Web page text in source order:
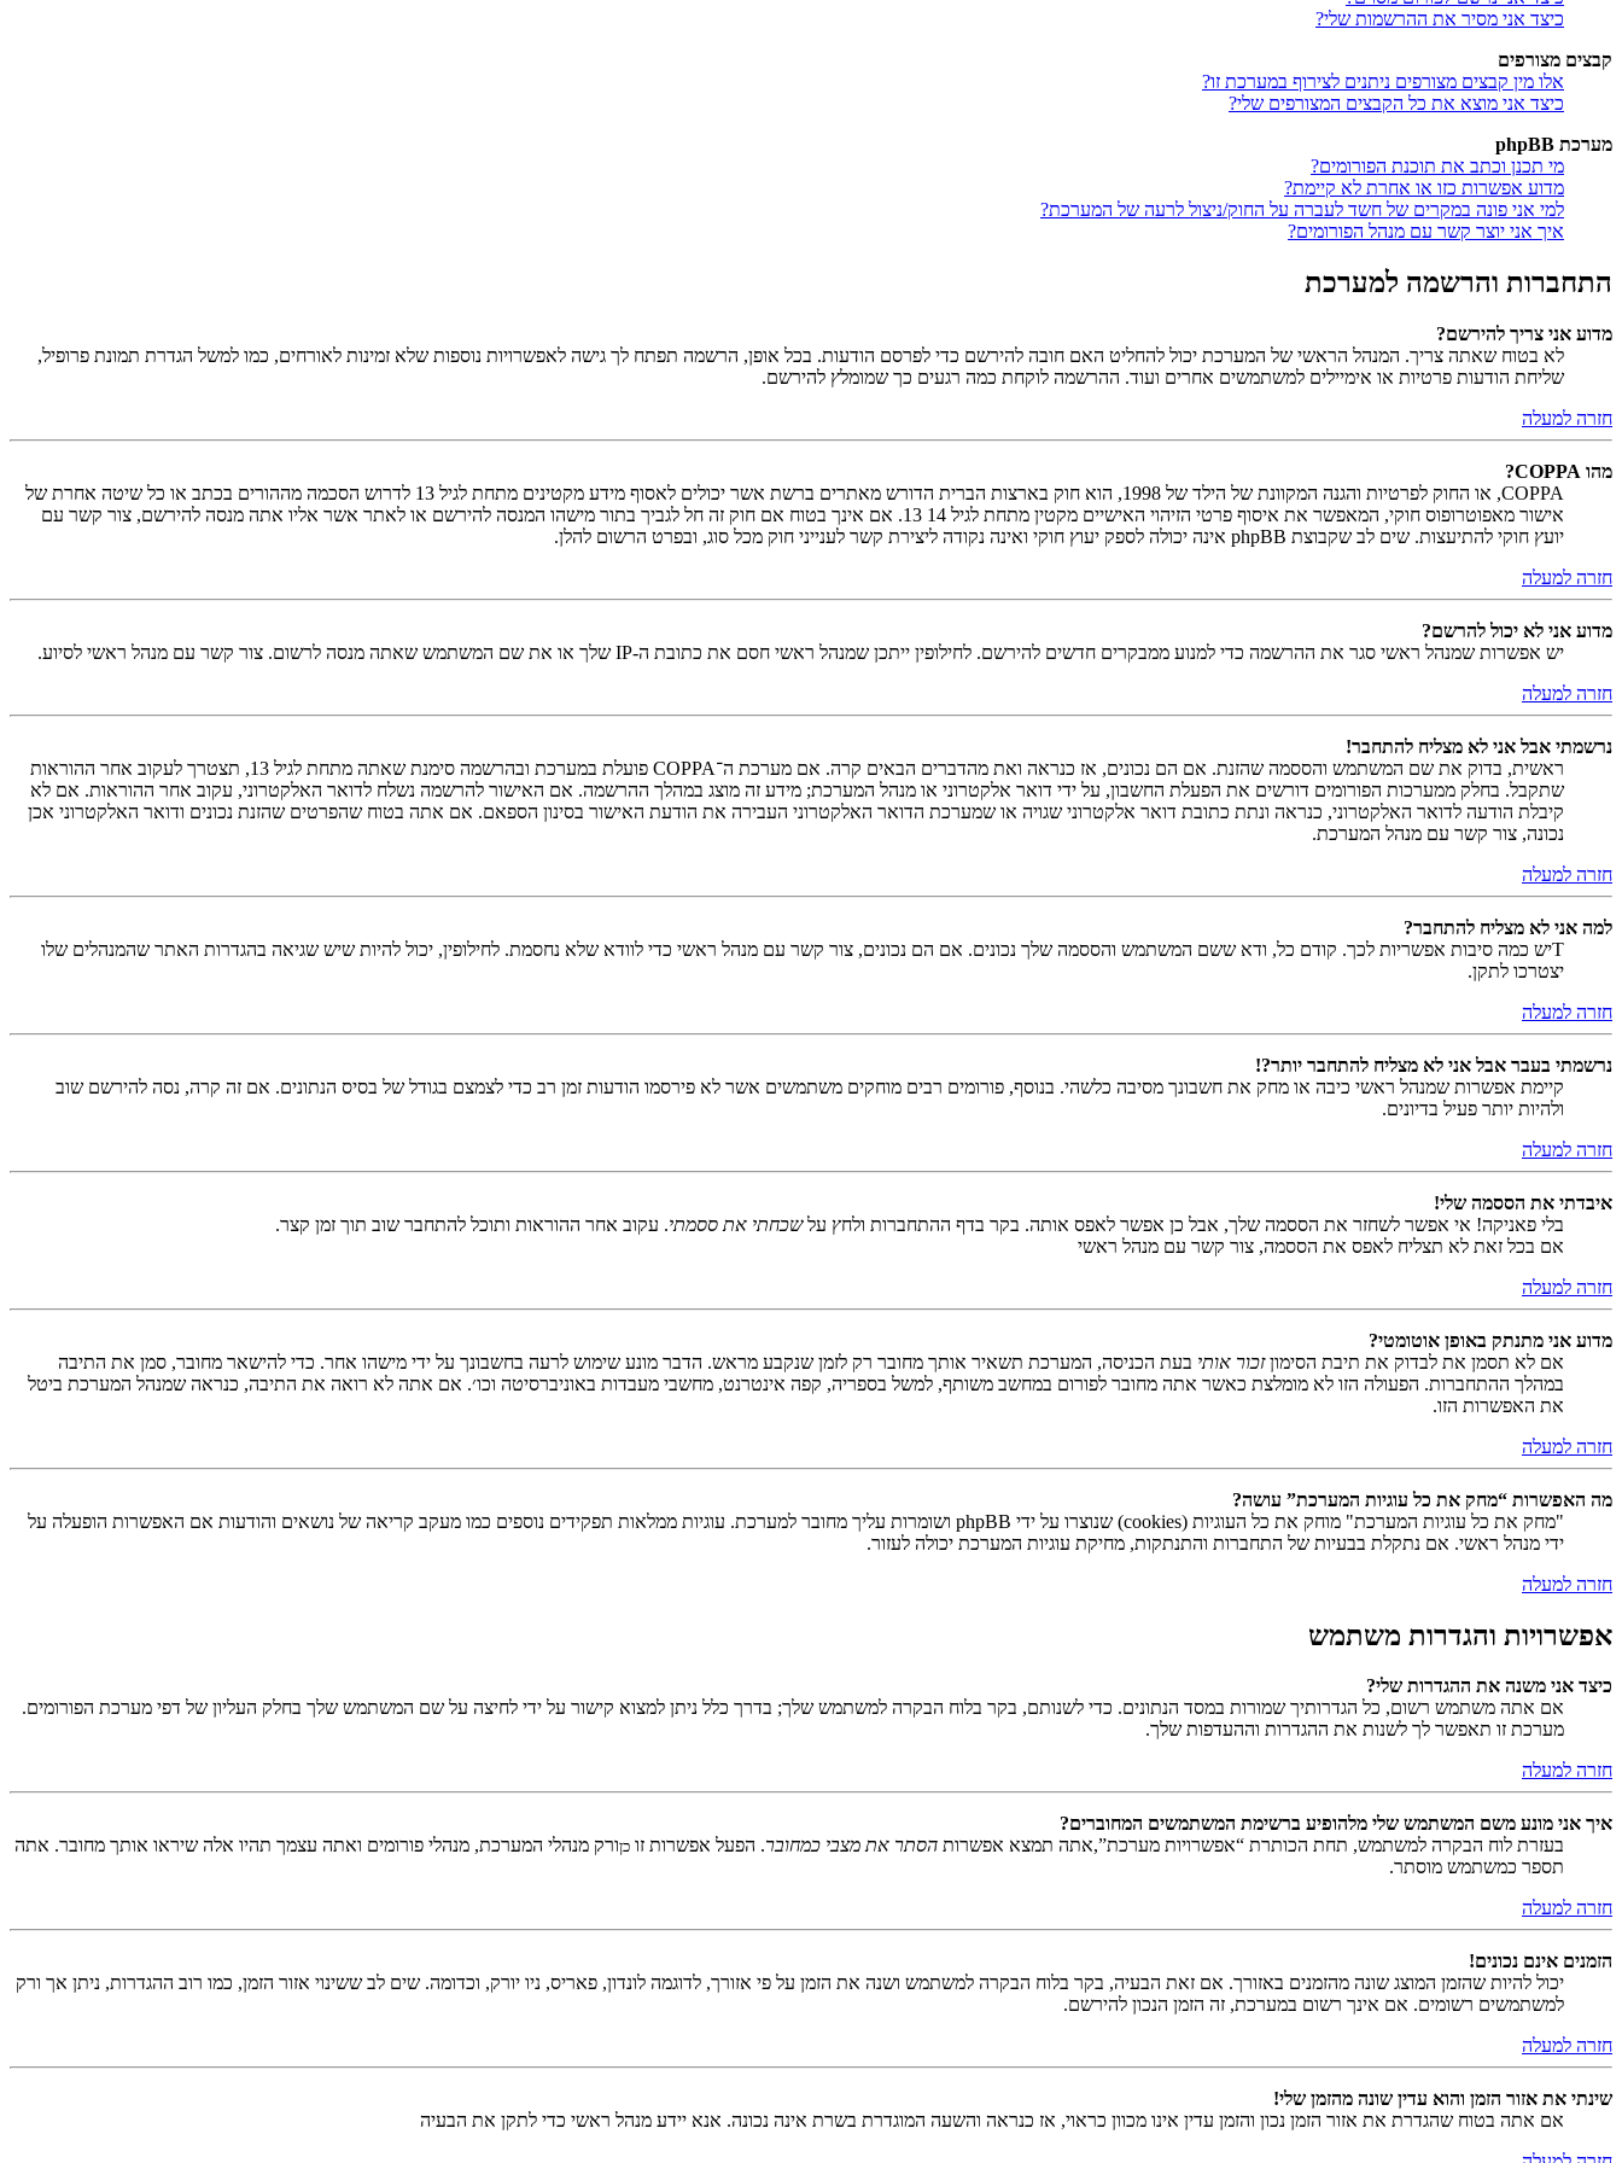
כיצד אני מסיר את ההרשמות שלי?
קבצים מצורפים
אלו מין קבצים מצורפים ניתנים לצירוף במערכת זו?
כיצד אני מוצא את כל הקבצים המצורפים שלי?
מערכת phpBB
מי תכנן וכתב את תוכנת הפורומים?
מדוע אפשרות כזו או אחרת לא קיימת?
למי אני פונה במקרים של חשד לעברה על החוק/ניצול לרעה של המערכת?
איך אני יוצר קשר עם מנהל הפורומים?
התחברות והרשמה למערכת
מדוע אני צריך להירשם?
לא בטוח שאתה צריך. המנהל הראשי של המערכת יכול להחליט האם חובה להירשם כדי לפרסם הודעות. בכל אופן, הרשמה תפתח לך גישה לאפשרויות נוספות שלא זמינות לאורחים, כמו למשל הגדרת תמונת פרופיל,
שליחת הודעות פרטיות או אימיילים למשתמשים אחרים ועוד. ההרשמה לוקחת כמה רגעים כך שמומלץ להירשם.
חזרה למעלה
מהו COPPA?
COPPA, או החוק לפרטיות והגנה המקוונת של הילד של 1998, הוא חוק בארצות הברית הדורש מאתרים ברשת אשר יכולים לאסוף מידע מקטינים מתחת לגיל 13 לדרוש הסכמה מההורים בכתב או כל שיטה אחרת של
אישור מאפוטרופוס חוקי, המאפשר את איסוף פרטי הזיהוי האישיים מקטין מתחת לגיל 14 13. אם אינך בטוח אם חוק זה חל לגביך בתור מישהו המנסה להירשם או לאתר אשר אליו אתה מנסה להירשם, צור קשר עם
יועץ חוקי להתיעצות. שים לב שקבוצת phpBB אינה יכולה לספק יעוץ חוקי ואינה נקודה ליצירת קשר לענייני חוק מכל סוג, ובפרט הרשום להלן.
חזרה למעלה
מדוע אני לא יכול להרשם?
יש אפשרות שמנהל ראשי סגר את ההרשמה כדי למנוע ממבקרים חדשים להירשם. לחילופין ייתכן שמנהל ראשי חסם את כתובת ה-IP שלך או את שם המשתמש שאתה מנסה לרשום. צור קשר עם מנהל ראשי לסיוע.
חזרה למעלה
נרשמתי אבל אני לא מצליח להתחבר!
ראשית, בדוק את שם המשתמש והססמה שהזנת. אם הם נכונים, אז כנראה ואת מהדברים הבאים קרה. אם מערכת ה־COPPA פועלת במערכת ובהרשמה סימנת שאתה מתחת לגיל 13, תצטרך לעקוב אחר ההוראות
שתקבל. בחלק ממערכות הפורומים דורשים את הפעלת החשבון, על ידי דואר אלקטרוני או מנהל המערכת; מידע זה מוצג במהלך ההרשמה. אם האישור להרשמה נשלח לדואר האלקטרוני, עקוב אחר ההוראות. אם לא
קיבלת הודעה לדואר האלקטרוני, כנראה ונתת כתובת דואר אלקטרוני שגויה או שמערכת הדואר האלקטרוני העבירה את הודעת האישור בסינון הספאם. אם אתה בטוח שהפרטים שהזנת נכונים ודואר האלקטרוני אכן
נכונה, צור קשר עם מנהל המערכת.
חזרה למעלה
למה אני לא מצליח להתחבר?
Tיש כמה סיבות אפשריות לכך. קודם כל, ודא ששם המשתמש והססמה שלך נכונים. אם הם נכונים, צור קשר עם מנהל ראשי כדי לוודא שלא נחסמת. לחילופין, יכול להיות שיש שגיאה בהגדרות האתר שהמנהלים שלו
יצטרכו לתקן.
חזרה למעלה
נרשמתי בעבר אבל אני לא מצליח להתחבר יותר?!
קיימת אפשרות שמנהל ראשי כיבה או מחק את חשבונך מסיבה כלשהי. בנוסף, פורומים רבים מוחקים משתמשים אשר לא פירסמו הודעות זמן רב כדי לצמצם בגודל של בסיס הנתונים. אם זה קרה, נסה להירשם שוב
ולהיות יותר פעיל בדיונים.
חזרה למעלה
איבדתי את הססמה שלי!
בלי פאניקה! אי אפשר לשחזר את הססמה שלך, אבל כן אפשר לאפס אותה. בקר בדף ההתחברות ולחץ עלשכחתי את ססמתי. עקוב אחר ההוראות ותוכל להתחבר שוב תוך זמן קצר.
אם בכל זאת לא תצליח לאפס את הססמה, צור קשר עם מנהל ראשי
חזרה למעלה
מדוע אני מתנתק באופן אוטומטי?
אם לא תסמן את לבדוק את תיבת הסימוןזכור אותי בעת הכניסה, המערכת תשאיר אותך מחובר רק לזמן שנקבע מראש. הדבר מונע שימוש לרעה בחשבונך על ידי מישהו אחר. כדי להישאר מחובר, סמן את התיבה
במהלך ההתחברות. הפעולה הזו לא מומלצת כאשר אתה מחובר לפורום במחשב משותף, למשל בספריה, קפה אינטרנט, מחשבי מעבדות באוניברסיטה וכו׳. אם אתה לא רואה את התיבה, כנראה שמנהל המערכת ביטל
את האפשרות הזו.
חזרה למעלה
מה האפשרות “מחק את כל עוגיות המערכת” עושה?
"מחק את כל עוגיות המערכת" מוחק את כל העוגיות (cookies) שנוצרו על ידי phpBB ושומרות עליך מחובר למערכת. עוגיות ממלאות תפקידים נוספים כמו מעקב קריאה של נושאים והודעות אם האפשרות הופעלה על
ידי מנהל ראשי. אם נתקלת בבעיות של התחברות והתנתקות, מחיקת עוגיות המערכת יכולה לעזור.
חזרה למעלה
אפשרויות והגדרות משתמש
כיצד אני משנה את ההגדרות שלי?
אם אתה משתמש רשום, כל הגדרותיך שמורות במסד הנתונים. כדי לשנותם, בקר בלוח הבקרה למשתמש שלך; בדרך כלל ניתן למצוא קישור על ידי לחיצה על שם המשתמש שלך בחלק העליון של דפי מערכת הפורומים.
מערכת זו תאפשר לך לשנות את ההגדרות וההעדפות שלך.
חזרה למעלה
איך אני מונע משם המשתמש שלי מלהופיע ברשימת המשתמשים המחוברים?
בעזרת לוח הבקרה למשתמש, תחת הכותרת “אפשרויות מערכת”,אתה תמצא אפשרות הסתר את מצבי כמחובר. הפעל אפשרות זו כןורק מנהלי המערכת, מנהלי פורומים ואתה עצמך תהיו אלה שיראו אותך מחובר. אתה
תספר כמשתמש מוסתר.
חזרה למעלה
הזמנים אינם נכונים!
יכול להיות שהזמן המוצג שונה מהזמנים באזורך. אם זאת הבעיה, בקר בלוח הבקרה למשתמש ושנה את הזמן על פי אזורך, לדוגמה לונדון, פאריס, ניו יורק, וכדומה. שים לב ששינוי אזור הזמן, כמו רוב ההגדרות, ניתן אך ורק
למשתמשים רשומים. אם אינך רשום במערכת, זה הזמן הנכון להירשם.
חזרה למעלה
שינתי את אזור הזמן והוא עדין שונה מהזמן שלי!
אם אתה בטוח שהגדרת את אזור הזמן נכון והזמן עדין אינו מכוון כראוי, אז כנראה והשעה המוגדרת בשרת אינה נכונה. אנא יידע מנהל ראשי כדי לתקן את הבעיה